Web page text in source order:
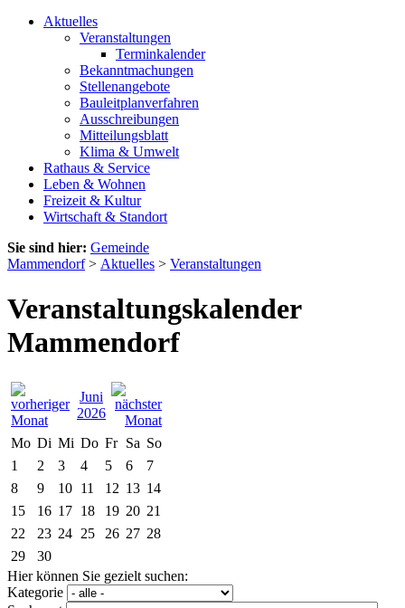
Aktuelles
Veranstaltungen
Terminkalender
Bekanntmachungen
Stellenangebote
Bauleitplanverfahren
Ausschreibungen
Mitteilungsblatt
Klima & Umwelt
Rathaus & Service
Leben & Wohnen
Freizeit & Kultur
Wirtschaft & Standort
Sie sind hier: Gemeinde
Mammendorf> Aktuelles > Veranstaltungen
Veranstaltungskalender
Mammendorf
Juni
2026
Mo Di Mi Do Fr Sa So
1
2 3 4 5 6
7
8
9 10 11 12 13 14
15
16 17 18 19 20 21
22
23 24 25 26 27 28
29
30
Hier können Sie gezielt suchen:
Kategorie